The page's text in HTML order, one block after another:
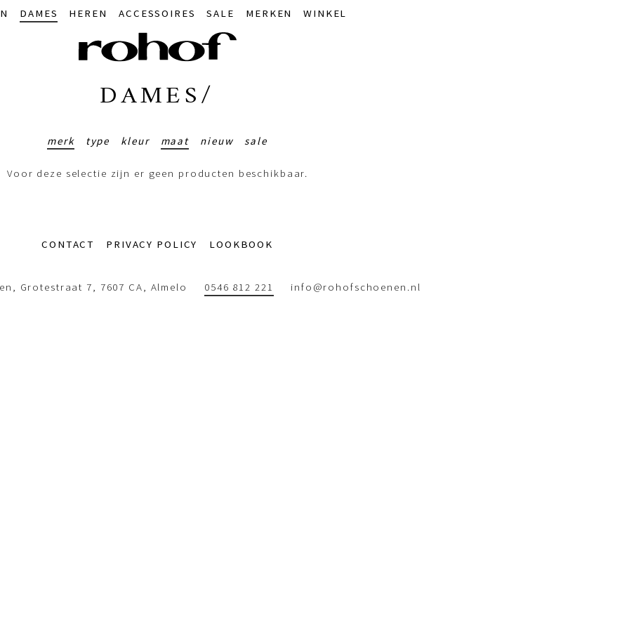
DAMES HEREN ACCESSOIRES SALE MERKEN WINKEL
DAMES/
merk type kleur maat nieuw sale
Voor deze selectie zijn er geen producten beschikbaar.
CONTACT PRIVACY POLICY LOOKBOOK
Grotestraat 7, 7607 CA, Almelo 0546 812 221 info@rohofschoenen.nl